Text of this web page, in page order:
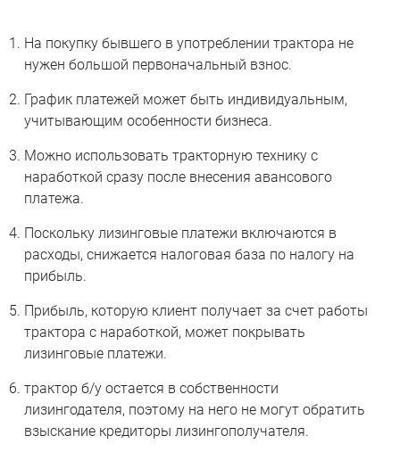
На покупку бывшего в употреблении трактора не
нужен большой первоначальный взнос.
График платежей может быть индивидуальным,
учитывающим особенности бизнеса.
Можно использовать тракторную технику с
наработкой сразу после внесения авансового
платежа.
Поскольку лизинговые платежи включаются в
расходы, снижается налоговая база по налогу на
прибыль.
Прибыль, которую клиент получает за счет работы
трактора с наработкой, может покрывать
лизинговые платежи.
трактор б/у остается в собственности
лизингодателя, поэтому на него не могут обратить
взыскание кредиторы лизингополучателя.